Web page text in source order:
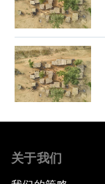
关于我们